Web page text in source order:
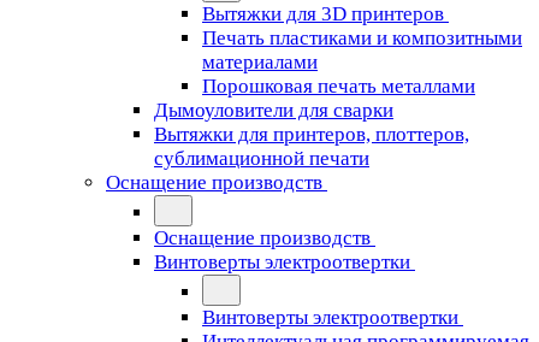
Вытяжки для 3D принтеров
Печать пластиками и композитными
материалами
Порошковая печать металлами
Дымоуловители для сварки
Вытяжки для принтеров, плоттеров,
сублимационной печати
Оснащение производств
Оснащение производств
Винтоверты электроотвертки
Винтоверты электроотвертки